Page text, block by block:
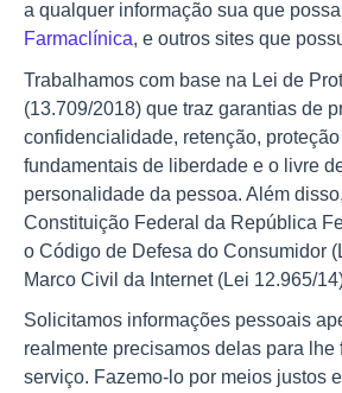
Farmaclínica, e outros sites que
Trabalhamos com base na Lei de
(13.709/2018) que traz garantias de
confidencialidade, retenção,
fundamentais de liberdade e o livre
personalidade da pessoa. Além
Constituição Federal da República
o Código de Defesa do Consumidor
Marco Civil da Internet (Lei 12.965/
Solicitamos informações pessoais
realmente precisamos delas para lhe
serviço. Fazemo-lo por meios justos